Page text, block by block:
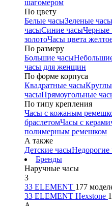
шагомером
По цвету
Белые часыЗеленые часы
часыСиние часыЧерные
золотоЧасы цвета
По размеру
Большие часы
часы для женщин
По форме корпуса
Квадратные часы
часыПрямоугольные
По типу крепления
Часы с кожаным
браслетомЧасы с
полимерным ремешком
А также
Детские часыНедорогие
Бренды
Наручные часы
3
33 ELEMENT 177
33 ELEMENT Hexstone